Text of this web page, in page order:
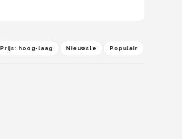
Prijs: hoog-laag Nieuwste Populair